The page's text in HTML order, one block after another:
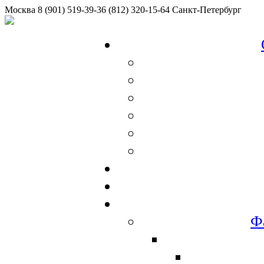
Москва 8 (901) 519-39-36 (812) 320-15-64 Санкт-Петербург